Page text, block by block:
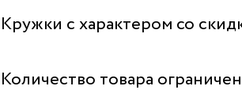
Кружки с характером со
Количество товара